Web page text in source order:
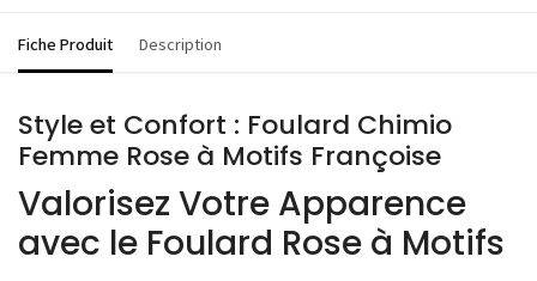
Fiche Produit Description
Style et Confort : Foulard Chimio
Femme Rose à Motifs Françoise
Valorisez Votre Apparence
avec le Foulard Rose à Motifs